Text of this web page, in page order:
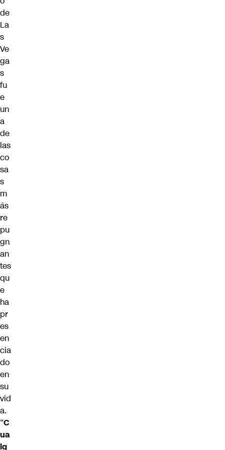
de
La
s
Ve
ga
s
fu
e
un
a
de
las
co
sa
s
m
ás
re
pu
gn
an
tes
qu
e
ha
pr
es
en
cia
do
en
su
vid
a.
“C
ua
lq